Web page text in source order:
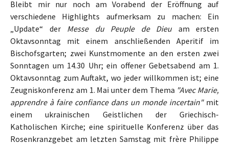
Bleibt mir nur noch am Vorabend der Eröffnung auf
verschiedene Highlights aufmerksam zu machen: Ein
„Update“ der Messe du Peuple de Dieuam ersten
Oktavsonntag mit einem anschließenden Aperitif im
Bischofsgarten; zwei Kunstmomente an den ersten zwei
Sonntagen um 14.30 Uhr; ein offener Gebetsabend am 1.
Oktavsonntag zum Auftakt, wo jeder willkommen ist; eine
Zeugniskonferenz am 1. Mai unter dem Thema "Avec Marie,
apprendre à faire confiance dans un monde incertain" mit
einem ukrainischen Geistlichen der Griechisch-
Katholischen Kirche; eine spirituelle Konferenz über das
Rosenkranzgebet am letzten Samstag mit frère Philippe